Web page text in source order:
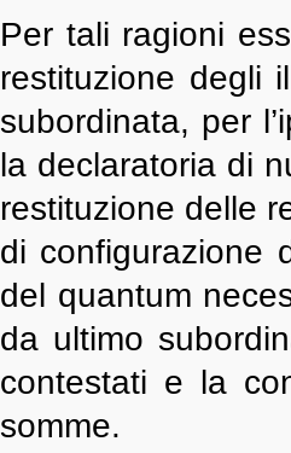
Per tali ragioni
restituzione degli
subordinata, per
la declaratoria di
restituzione delle
di configurazione
del quantum
da ultimo
contestati e la
somme.